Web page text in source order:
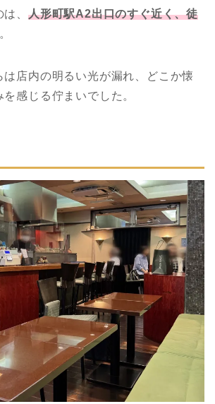
、 人形町駅A2出口のすぐ近く、徒
。
は店内の明るい光が漏れ、どこか懐
感じる佇まいでした。